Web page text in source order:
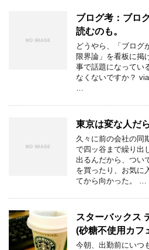
ブログ考：ブロ
読むのも。
どうやら、「ブログ
限界論」を看板に掲
事で話題になってい
なくないですか？
東京は変な人だ
久々に前の会社の同
で四ッ谷まで繰り出
出るんだから、つい
を買ったり、お気に
てから向かった。 …
スターバックス
(砂糖不使用カフ
今朝、出勤前にいつ